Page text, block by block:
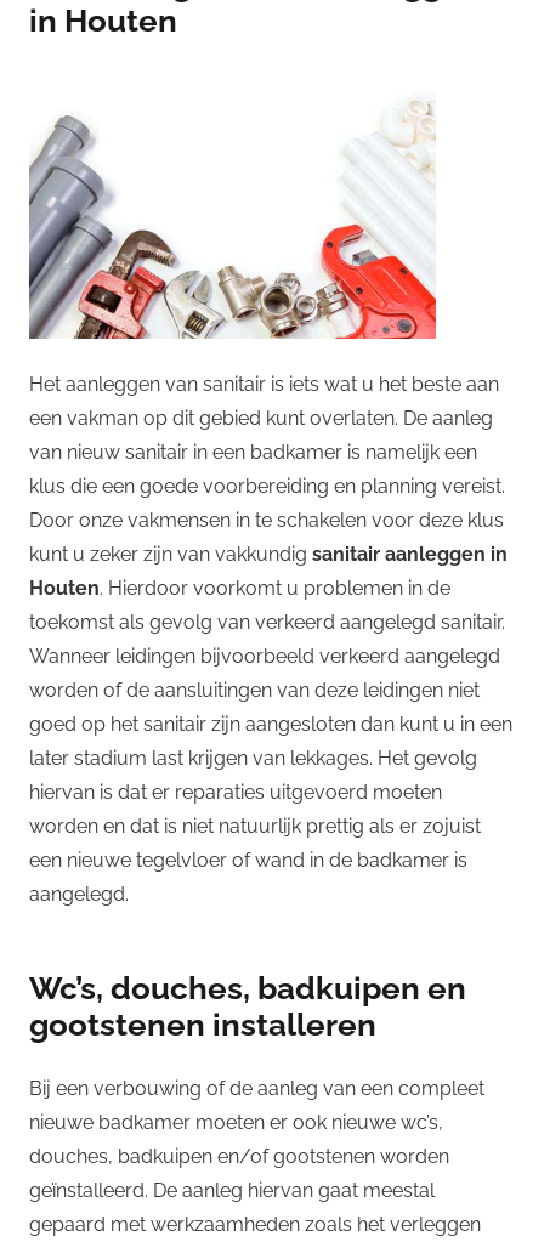
in Houten
Het aanleggen van sanitair is iets wat u het beste aan
een vakman op dit gebied kunt overlaten. De aanleg
van nieuw sanitair in een badkamer is namelijk een
klus die een goede voorbereiding en planning vereist.
Door onze vakmensen in te schakelen voor deze klus
kunt u zeker zijn van vakkundig sanitair aanleggen in
Houten. Hierdoor voorkomt u problemen in de
toekomst als gevolg van verkeerd aangelegd sanitair.
Wanneer leidingen bijvoorbeeld verkeerd aangelegd
worden of de aansluitingen van deze leidingen niet
goed op het sanitair zijn aangesloten dan kunt u in een
later stadium last krijgen van lekkages. Het gevolg
hiervan is dat er reparaties uitgevoerd moeten
worden en dat is niet natuurlijk prettig als er zojuist
een nieuwe tegelvloer of wand in de badkamer is
aangelegd.
Wc’s, douches, badkuipen en
gootstenen installeren
Bij een verbouwing of de aanleg van een compleet
nieuwe badkamer moeten er ook nieuwe wc’s,
douches, badkuipen en/of gootstenen worden
geïnstalleerd. De aanleg hiervan gaat meestal
gepaard met werkzaamheden zoals het verleggen